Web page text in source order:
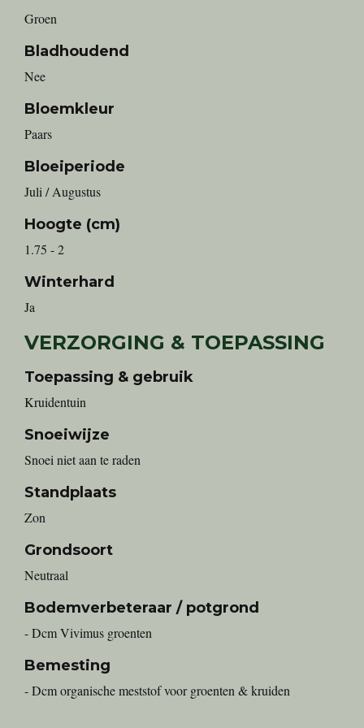
Groen
Bladhoudend
Nee
Bloemkleur
Paars
Bloeiperiode
Juli / Augustus
Hoogte (cm)
1.75 - 2
Winterhard
Ja
VERZORGING & TOEPASSING
Toepassing & gebruik
Kruidentuin
Snoeiwijze
Snoei niet aan te raden
Standplaats
Zon
Grondsoort
Neutraal
Bodemverbeteraar / potgrond
- Dcm Vivimus groenten
Bemesting
- Dcm organische meststof voor groenten & kruiden